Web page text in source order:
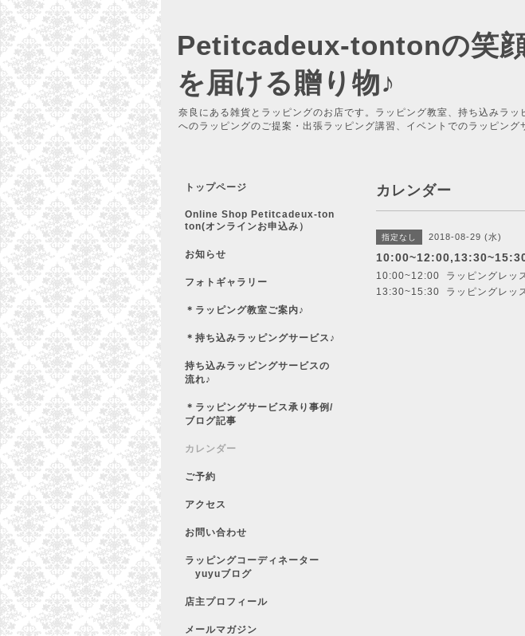
Petitcadeux-tontonの笑
を届ける贈り物♪
奈良にある雑貨とラッピングのお店です。ラッピング教室、持ち込みラ
へのラッピングのご提案・出張ラッピング講習、イベントでのラッピング
カレンダー
指定なし 2018-08-29 (水)
10:00~12:00,13:30~15:30
10:00~12:00 ラッピングレッ
13:30~15:30 ラッピングレッ
トップページ
Online Shop Petitcadeux-ton
ton(オンラインお申込み）
お知らせ
フォトギャラリー
＊ラッピング教室ご案内♪
＊持ち込みラッピングサービス♪
持ち込みラッピングサービスの
流れ♪
＊ラッピングサービス承り事例/
ブログ記事
カレンダー
ご予約
アクセス
お問い合わせ
ラッピングコーディネーター
yuyuブログ
店主プロフィール
メールマガジン